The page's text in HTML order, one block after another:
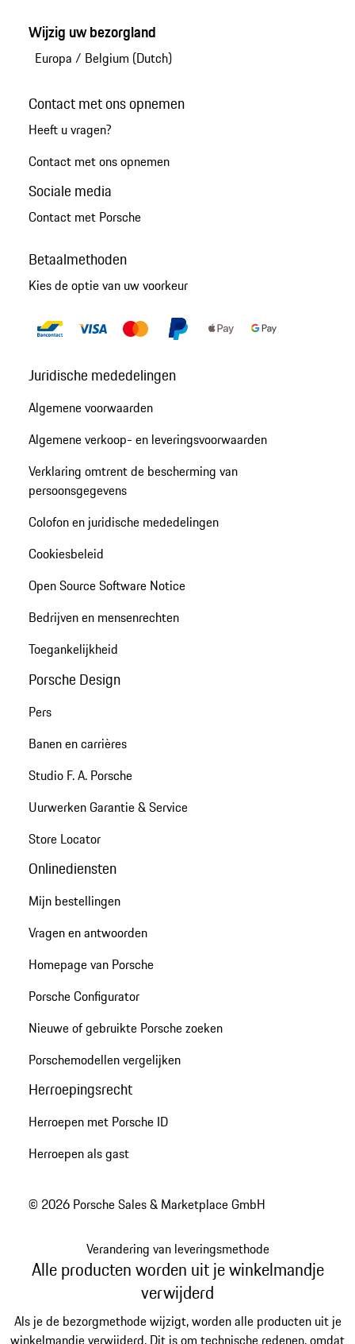
Wijzig uw bezorgland
Europa / Belgium (Dutch)
Contact met ons opnemen
Heeft u vragen?
Contact met ons opnemen
Sociale media
Contact met Porsche
Betaalmethoden
Kies de optie van uw voorkeur
Juridische mededelingen
Algemene voorwaarden
Algemene verkoop- en leveringsvoorwaarden
Verklaring omtrent de bescherming van
persoonsgegevens
Colofon en juridische mededelingen
Cookiesbeleid
Open Source Software Notice
Bedrijven en mensenrechten
Toegankelijkheid
Porsche Design
Pers
Banen en carrières
Studio F. A. Porsche
Uurwerken Garantie & Service
Store Locator
Onlinediensten
Mijn bestellingen
Vragen en antwoorden
Homepage van Porsche
Porsche Configurator
Nieuwe of gebruikte Porsche zoeken
Porschemodellen vergelijken
Herroepingsrecht
Herroepen met Porsche ID
Herroepen als gast
© 2026 Porsche Sales & Marketplace GmbH
Verandering van leveringsmethode
Alle producten worden uit je winkelmandje
verwijderd
Als je de bezorgmethode wijzigt, worden alle producten uit je
winkelmandje verwijderd. Dit is om technische redenen, omdat